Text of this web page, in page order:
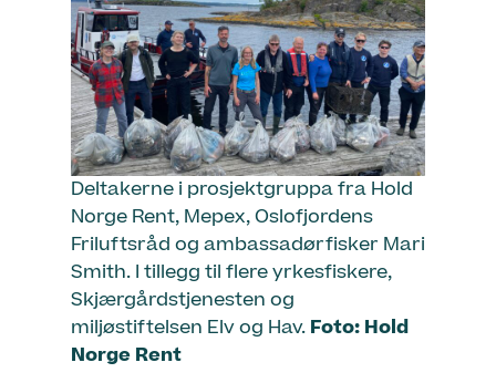
Deltakerne i prosjektgruppa fra Hold
Norge Rent, Mepex, Oslofjordens
Friluftsråd og ambassadørfisker Mari
Smith. I tillegg til flere yrkesfiskere,
Skjærgårdstjenesten og
miljøstiftelsen Elv og Hav. Foto: Hold
Norge Rent